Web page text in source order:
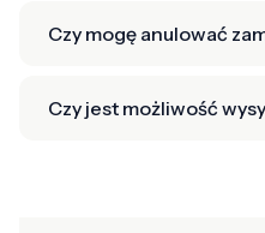
Czy mogę anulować
Czy jest możliwość